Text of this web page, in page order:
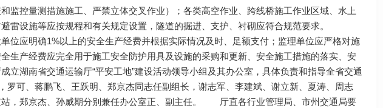
监控量测措施施工、严禁立体交叉作业）；各类高空作业、跨线桥施工作业区域、水上
雷设施等应按规程和有关规定设置，隧道的掘进、支护、衬砌应符合规范要求。
应明确1%以上的安全生产经费并根据实际情况及时、足额支付；监理单位应严格对施
生产经费应完全用于施工安全防护用具及设施的采购和更新、安全施工措施的落实、安
南省交通运输厅“平安工地”建设活动领导小组及其办公室，具体负责和指导全省交通
罗可、蒋鹏飞、王跃明、郑京杰同志任副组长，谢志军、李建斌、谢立新、夏涛、周志
站，郑京杰、孙威期分别兼任办公室正、副主任。 厅直各行业管理局、市州交通局要